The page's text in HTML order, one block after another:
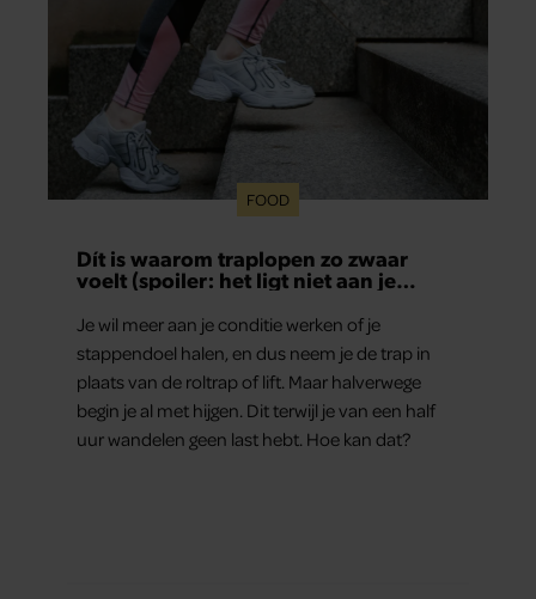
FOOD
Dít is waarom traplopen zo zwaar
voelt (spoiler: het ligt niet aan je
Je wil meer aan je conditie werken of je
stappendoel halen, en dus neem je de trap in
plaats van de roltrap of lift. Maar halverwege
begin je al met hijgen. Dit terwijl je van een half
uur wandelen geen last hebt. Hoe kan dat?